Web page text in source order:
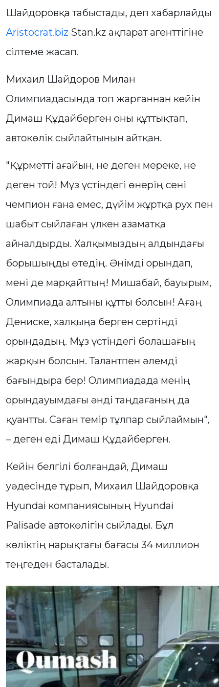
Шайдоровқа табыстады, деп хабарлайды
Aristocrat.biz Stan.kz ақпарат агенттігіне
сілтеме жасап.
Михаил Шайдоров Милан
Олимпиадасында топ жарғаннан кейін
Димаш Құдайберген оны құттықтап,
автокөлік сыйлайтынын айтқан.
"Құрметті ағайын, не деген мереке, не
деген той! Мұз үстіндегі өнерің сені
чемпион ғана емес, дүйім жұртқа рух пен
шабыт сыйлаған үлкен азаматқа
айналдырды. Халқымыздың алдындағы
борышыңды өтедің. Әнімді орындап,
мені де марқайттың! Мишабай, бауырым,
Олимпиада алтыны құтты болсын! Ағаң
Дениске, халқыңа берген сертіңді
орындадың. Мұз үстіндегі болашағың
жарқын болсын. Талантпен әлемді
бағындыра бер! Олимпиадада менің
орындауымдағы әнді таңдағаның да
қуантты. Саған темір тұлпар сыйлаймын",
– деген еді Димаш Құдайберген.
Кейін белгілі болғандай, Димаш
уәдесінде тұрып, Михаил Шайдоровқа
Hyundai компаниясының Hyundai
Palisade автокөлігін сыйлады. Бұл
көліктің нарықтағы бағасы 34 миллион
теңгеден басталады.